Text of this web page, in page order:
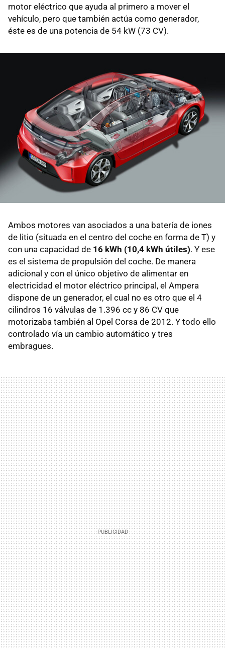
motor eléctrico que ayuda al primero a mover el
vehículo, pero que también actúa como generador,
éste es de una potencia de 54 kW (73 CV).
Ambos motores van asociados a una batería de iones
de litio (situada en el centro del coche en forma de T) y
con una capacidad de 16 kWh (10,4 kWh útiles). Y ese
es el sistema de propulsión del coche. De manera
adicional y con el único objetivo de alimentar en
electricidad el motor eléctrico principal, el Ampera
dispone de un generador, el cual no es otro que el 4
cilindros 16 válvulas de 1.396 cc y 86 CV que
motorizaba también al Opel Corsa de 2012. Y todo ello
controlado vía un cambio automático y tres
embragues.